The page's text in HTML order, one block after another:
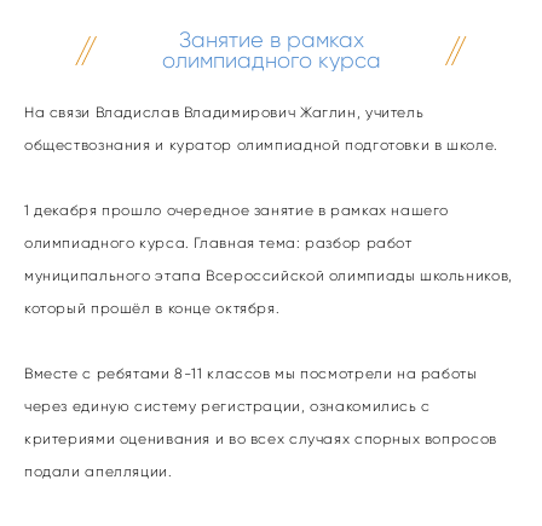
Занятие в рамках
олимпиадного курса
На связи Владислав Владимирович Жаглин, учитель
обществознания и куратор олимпиадной подготовки в школе.
1 декабря прошло очередное занятие в рамках нашего
олимпиадного курса. Главная тема: разбор работ
муниципального этапа Всероссийской олимпиады школьников,
который прошёл в конце октября.
Вместе с ребятами 8-11 классов мы посмотрели на работы
через единую систему регистрации, ознакомились с
критериями оценивания и во всех случаях спорных вопросов
подали апелляции.